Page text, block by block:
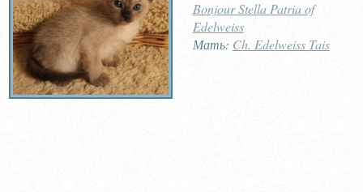
Bonjour Stella Patria of
Edelweiss
Мать: Ch. Edelweiss Tais